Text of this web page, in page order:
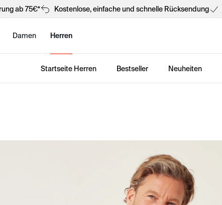
ab 75€* Kostenlose, einfache und schnelle Rücksendung
Damen Herren
Startseite Herren Bestseller Neuheiten